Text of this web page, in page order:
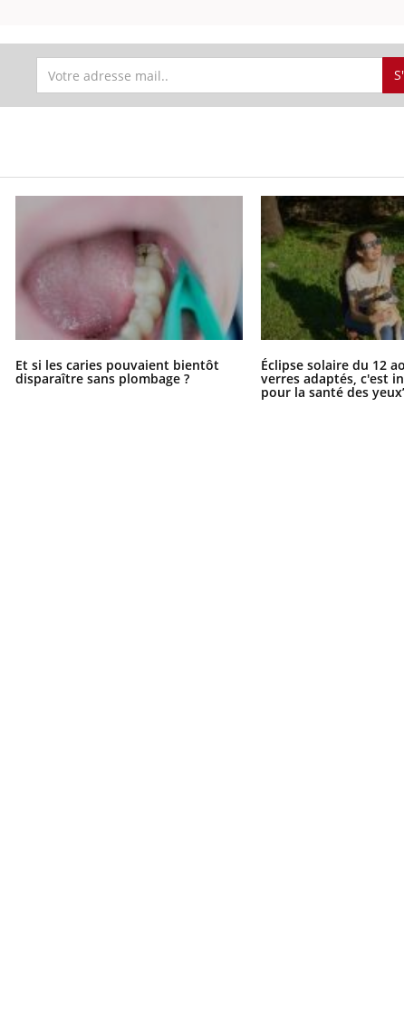
Et si les caries pouvaient bientôt
disparaître sans plombage ?
Éclipse solaire du 12
verres adaptés, c'est
pour la santé des